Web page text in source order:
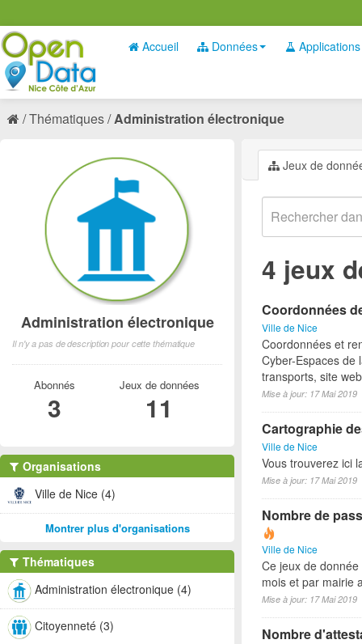
Accueil Données Applications
Thématiques Administration électronique
Jeux de
4 jeux
Coordonnées
Ville de Nice
Coordonnées et
Cyber-Espaces de
transports, site
Mise à jour: 17 Mai 2019
Cartographie
Ville de Nice
Vous trouverez ici
Mise à jour: 17 Mai 2019
Nombre de
Ville de Nice
Ce jeux de
mois et par mairie
Mise à jour: 17 Mai 2019
Nombre
Administration électronique
Il n'y a pas de description pour cette thématique
Abonnés
3
Jeux de données
11
Organisations
Ville de Nice (4)
Montrer plus d'organisations
Thématiques
Administration électronique (4)
Citoyenneté (3)